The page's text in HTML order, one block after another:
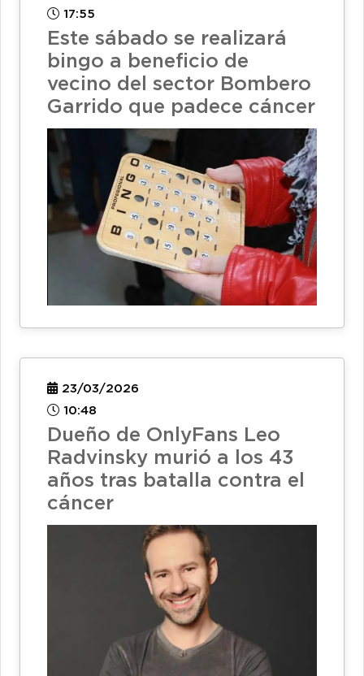
17:55
Este sábado se realizará
bingo a beneficio de
vecino del sector Bombero
Garrido que padece cáncer
23/03/2026
10:48
Dueño de OnlyFans Leo
Radvinsky murió a los 43
años tras batalla contra el
cáncer